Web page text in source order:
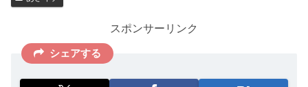
スポンサーリンク
シェアする